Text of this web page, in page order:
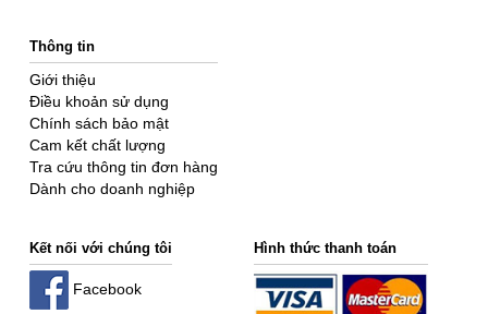
Thông tin
Giới thiệu
Điều khoản sử dụng
Chính sách bảo mật
Cam kết chất lượng
Tra cứu thông tin đơn hàng
Dành cho doanh nghiệp
Kết nối với chúng tôi
Facebook
Hình thức thanh toán